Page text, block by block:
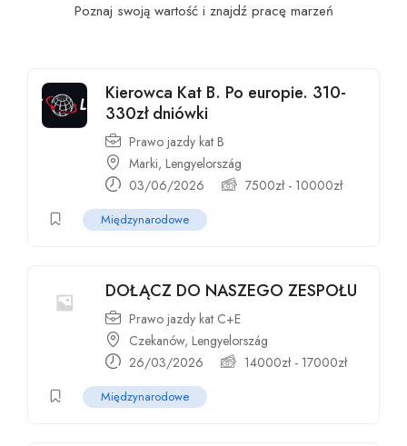
Poznaj swoją wartość i znajdź pracę marzeń
Kierowca Kat B. Po europie. 310-
330zł dniówki
Prawo jazdy kat B
Marki, Lengyelország
03/06/2026
7500zł- 10000zł
Międzynarodowe
DOŁĄCZ DO NASZEGO ZESPOŁU
Prawo jazdy kat C+E
Czekanów, Lengyelország
26/03/2026
14000zł- 17000zł
Międzynarodowe